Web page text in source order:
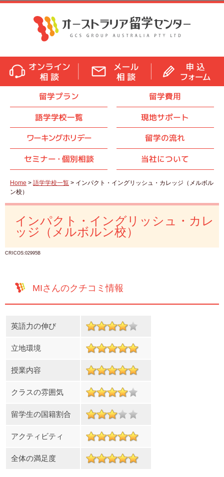
留学プラン
留学費用
語学学校一覧
現地サポート
ワーキングホリデー
留学の流れ
セミナー・ 個別相談 当社について
Home > 語学学校一覧 > インパクト・イングリッシュ・カレッジ（メルボル
ン校）
インパクト・イングリッシュ・カレ
ッジ（メルボルン校）
CRICOS:02995B
MIさんのクチコミ情報
英語力の伸び
立地環境
授業内容
クラスの雰囲気
留学生の国籍割合
アクティビティ
全体の満足度